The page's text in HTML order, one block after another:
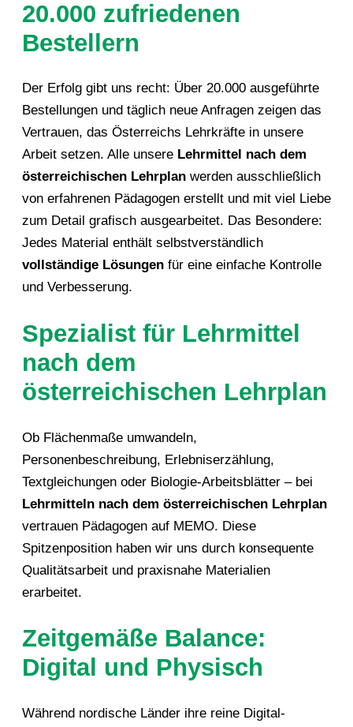
20.000 zufriedenen
Bestellern
Der Erfolg gibt uns recht: Über 20.000 ausgeführte
Bestellungen und täglich neue Anfragen zeigen das
Vertrauen, das Österreichs Lehrkräfte in unsere
Arbeit setzen. Alle unsere Lehrmittel nach dem
österreichischen Lehrplan werden ausschließlich
von erfahrenen Pädagogen erstellt und mit viel Liebe
zum Detail grafisch ausgearbeitet. Das Besondere:
Jedes Material enthält selbstverständlich
vollständige Lösungen für eine einfache Kontrolle
und Verbesserung.
Spezialist für Lehrmittel
nach dem
österreichischen Lehrplan
Ob Flächenmaße umwandeln,
Personenbeschreibung, Erlebniserzählung,
Textgleichungen oder Biologie-Arbeitsblätter – bei
Lehrmitteln nach dem österreichischen Lehrplan
vertrauen Pädagogen auf MEMO. Diese
Spitzenposition haben wir uns durch konsequente
Qualitätsarbeit und praxisnahe Materialien
erarbeitet.
Zeitgemäße Balance:
Digital und Physisch
Während nordische Länder ihre reine Digital-